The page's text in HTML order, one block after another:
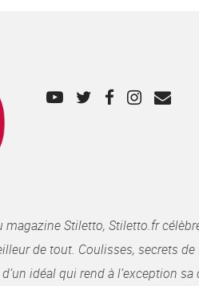
Stiletto, Stiletto.fr
de tout. Coulisses, secrets
idéal qui rend à l’exception